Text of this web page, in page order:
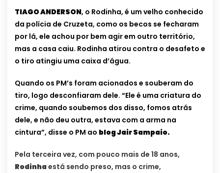
TIAGO ANDERSON, o Rodinha, é um velho conhecido
da polícia de Cruzeta, como os becos se fecharam
por lá, ele achou por bem agir em outro território,
mas a casa caiu. Rodinha atirou contra o desafeto e
o tiro atingiu uma caixa d’água.
Quando os PM’s foram acionados e souberam do
tiro, logo desconfiaram dele. “Ele é uma criatura do
crime, quando soubemos dos disso, fomos atrás
dele, e não deu outra, estava com a arma na
cintura”, disse o PM ao blog Jair Sampaio.
Pela terceira vez, com pouco mais de 18 anos,
Rodinhaestá sendo preso, mas o crime,